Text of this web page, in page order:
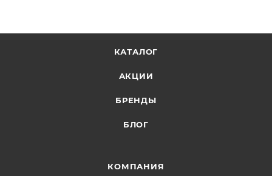
КАТАЛОГ
АКЦИИ
БРЕНДЫ
БЛОГ
КОМПАНИЯ